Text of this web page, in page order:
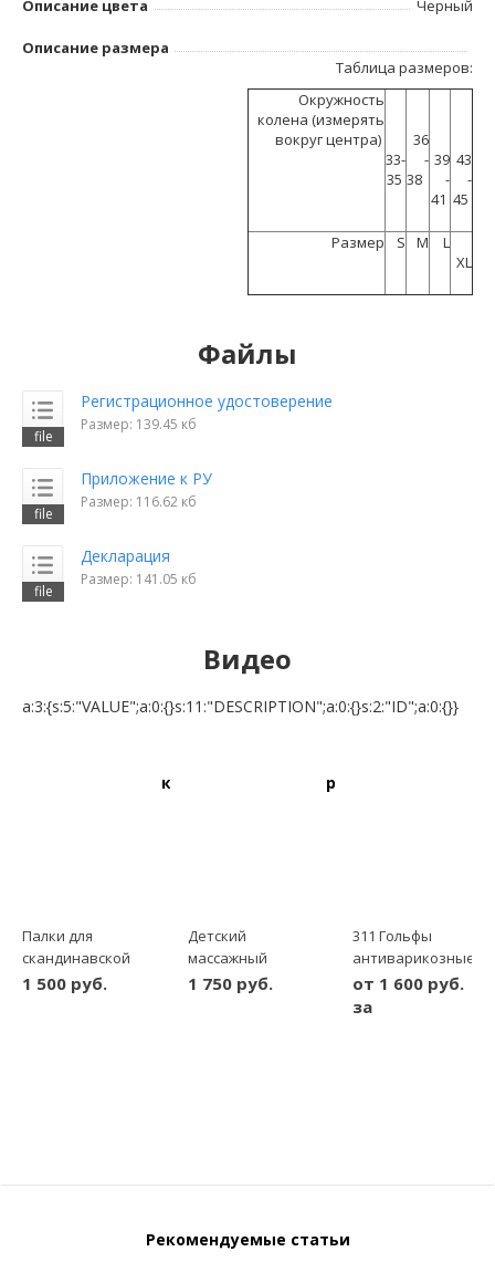
Описание цвета Черный
Описание размера
Таблица размеров:
Окружность
колена (измерять
вокруг центра)
33-
35
36
-
38
39
-
41
43
-
45
Размер S M
L
XL
Файлы
Регистрационное удостоверение
Размер: 139.45 кб
Приложение к РУ
Размер: 116.62 кб
Декларация
Размер: 141.05 кб
Видео
a:3:{s:5:"VALUE";a:0:{}s:11:"DESCRIPTION";a:0:{}s:2:"ID";a:0:{}}
Рекомендуемые товары:
Палки для
скандинавской
ходьбы (пара)
1 500 руб.
Детский
массажный
коврик F0810
1 750 руб.
311 Гольфы
антиварикозные
1 класс
компрессии
от 1 600 руб.
за
Рекомендуемые статьи